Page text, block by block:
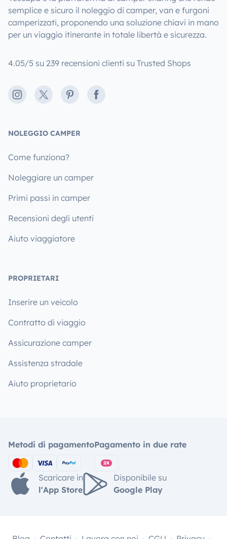
semplice e sicuro il noleggio di camper, van e furgoni
camperizzati, proponendo una soluzione chiavi in mano
per un viaggio itinerante in totale libertà e sicurezza.
4.05/5 su 239 recensioni clienti su Trusted Shops
Instagram
X PinterestFacebook
NOLEGGIO CAMPER
Come funziona?
Noleggiare un camper
Primi passi in camper
Recensioni degli utenti
Aiuto viaggiatore
PROPRIETARI
Inserire un veicolo
Contratto di viaggio
Assicurazione camper
Assistenza stradale
Aiuto proprietario
Metodi di pagamentoPagamento in due rate
Scaricare in
l'App Store
Disponibile su
Google Play